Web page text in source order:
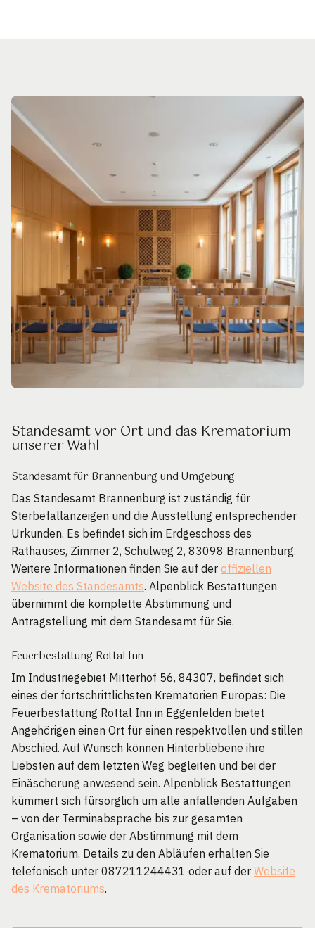
Standesamt vor Ort und das Krematorium
unserer Wahl
Standesamt für Brannenburg und Umgebung
Das Standesamt Brannenburg ist zuständig für
Sterbefallanzeigen und die Ausstellung entsprechender
Urkunden. Es befindet sich im Erdgeschoss des
Rathauses, Zimmer 2, Schulweg 2, 83098 Brannenburg.
Weitere Informationen finden Sie auf der offiziellen
Website des Standesamts. Alpenblick Bestattungen
übernimmt die komplette Abstimmung und
Antragstellung mit dem Standesamt für Sie.
Feuerbestattung Rottal Inn
Im Industriegebiet Mitterhof 56, 84307, befindet sich
eines der fortschrittlichsten Krematorien Europas: Die
Feuerbestattung Rottal Inn in Eggenfelden bietet
Angehörigen einen Ort für einen respektvollen und stillen
Abschied. Auf Wunsch können Hinterbliebene ihre
Liebsten auf dem letzten Weg begleiten und bei der
Einäscherung anwesend sein. Alpenblick Bestattungen
kümmert sich fürsorglich um alle anfallenden Aufgaben
– von der Terminabsprache bis zur gesamten
Organisation sowie der Abstimmung mit dem
Krematorium. Details zu den Abläufen erhalten Sie
telefonisch unter 087211244431 oder auf der Website
des Krematoriums.